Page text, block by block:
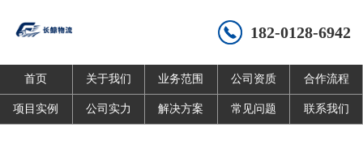
182-0128-6942
首页 关于我们 业务范围 公司资质 合作流程
项目实例 公司实力 解决方案 常见问题 联系我们